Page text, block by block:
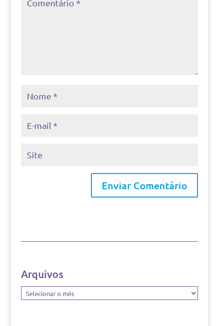
Arquivos
Arquivos